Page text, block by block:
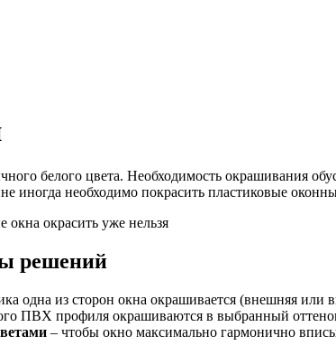
белого цвета. Необходимость окрашивания
иногда необходимо покрасить пластиковые
окна окрасить уже нельзя
решений
одна из сторон окна окрашивается (внешняя или
ПВХ профиля окрашиваются в выбранный
– чтобы окно максимально гармонично